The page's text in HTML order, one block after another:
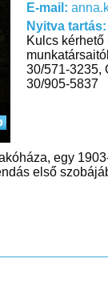
E-mail:
Nyitva tartás:
Kulcs
30/571-3235,
30/905-5837
egy
első